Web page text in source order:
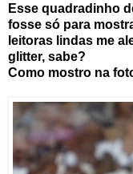
Esse quadradinho
fosse só para
leitoras lindas me
glitter, sabe?
Como mostro na